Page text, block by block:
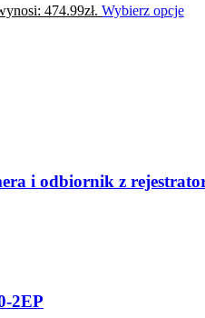
474.99zł. Wybierz opcje
i odbiornik z
2EP